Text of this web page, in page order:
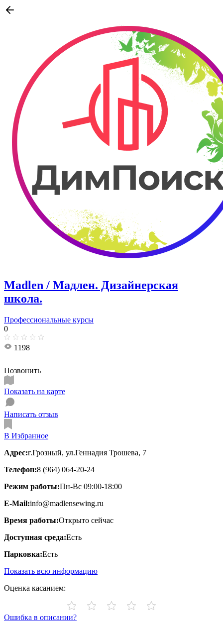
Madlen / Мадлен. Дизайнерская
школа.
Профессиональные курсы
0
1198
Позвонить
Показать на карте
Написать отзыв
В Избранное
Адрес:г.Грозный, ул.Геннадия Трошева, 7
Телефон:8 (964) 064-20-24
Режим работы:Пн-Вс 09:00-18:00
E-Mail:info@madlensewing.ru
Время работы:Открыто сейчас
Доступная среда:Есть
Парковка:Есть
Показать всю информацию
Оценка касанием:
Ошибка в описании?